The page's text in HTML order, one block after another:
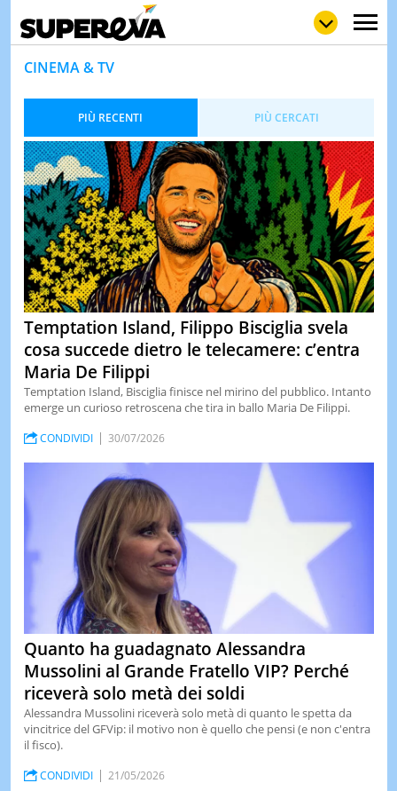
WOW
POP
STORIE
VIDEO
& TV
QUIZ
&
OGGI
CINEMA & TV
PIÙ RECENTI PIÙ CERCATI
Temptation Island, Filippo Bisciglia svela
cosa succede dietro le telecamere: c’entra
Maria De Filippi
Temptation Island, Bisciglia finisce nel mirino del pubblico. Intanto
emerge un curioso retroscena che tira in ballo Maria De Filippi.
CONDIVIDI 30/07/2026
Quanto ha guadagnato Alessandra
Mussolini al Grande Fratello VIP? Perché
riceverà solo metà dei soldi
Alessandra Mussolini riceverà solo metà di quanto le spetta da
vincitrice del GFVip: il motivo non è quello che pensi (e non c'entra
il fisco).
CONDIVIDI 21/05/2026